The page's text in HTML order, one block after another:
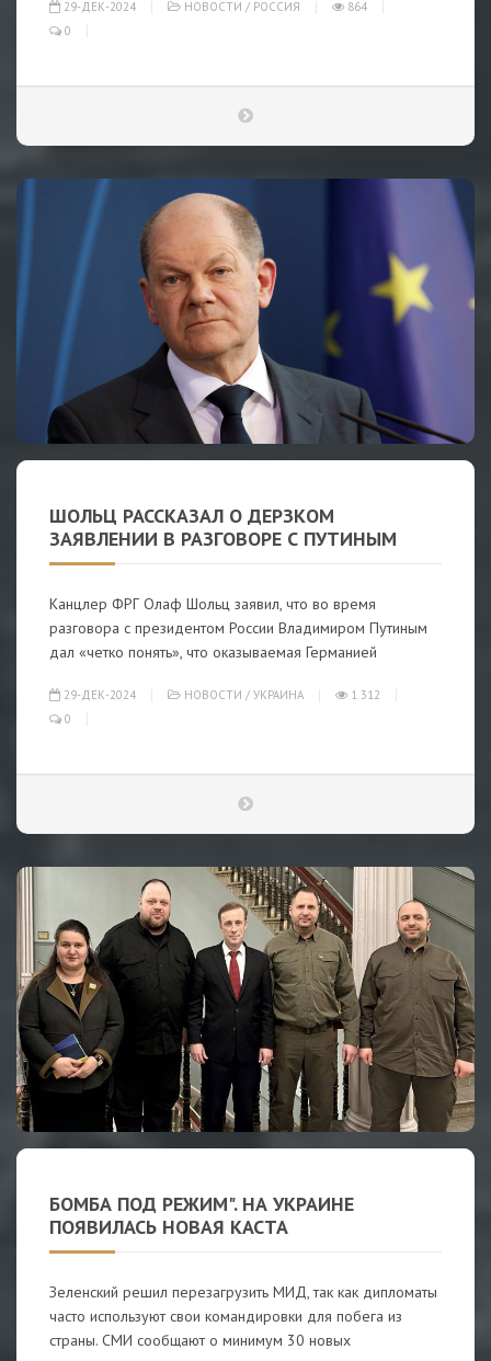
29-ДЕК-2024 НОВОСТИ / РОССИЯ
864
0
ШОЛЬЦ РАССКАЗАЛ О ДЕРЗКОМ
ЗАЯВЛЕНИИ В РАЗГОВОРЕ С ПУТИНЫМ
Канцлер ФРГ Олаф Шольц заявил, что во время
разговора с президентом России Владимиром Путиным
дал «четко понять», что оказываемая Германией
29-ДЕК-2024 НОВОСТИ / УКРАИНА
1 312
0
БОМБА ПОД РЕЖИМ". НА УКРАИНЕ
ПОЯВИЛАСЬ НОВАЯ КАСТА
Зеленский решил перезагрузить МИД, так как дипломаты
часто используют свои командировки для побега из
страны. СМИ сообщают о минимум 30 новых